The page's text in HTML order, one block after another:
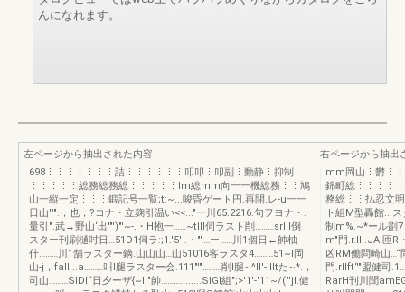
んになれます。
左ページから抽出された内容
698⋮⋮⋮⋮⋮⋮⋮詰⋮⋮⋮⋮⋮⋮叩叩⋮叩副⋮動静⋮抑制
⋮⋮⋮⋮⋮総務総務総⋮⋮⋮⋮⋮lm総mm向一一機総務⋮⋮鳩
山一縦一定⋮⋮⋮鍛記号一覧;t:~...唆昏ゲート円.再開.レ-u一一
日山'"".，也，?コナ・立麹引温い<<..."一川65.2216.句ヲヨナ・.
量引".武→野山‘出'"')"'~-.・H抱一……~tllI伺ラスト削………srllI倒，
スター刊刷樋吋日…51D1伺ラ:;1.'5'-.・""…ー……川1個日←帥柚
什………川1舗ラスター鏑.山山山…山51016客ラスタ4………51~I岡
山-j，falll..a………叫l腿ラスター会.111"'"………削l腿~^lI'-illtた~*.，
司山………SIDI“日夕ーザ{~II"帥………........SIGI組";>'1'-'11~/("'jl.健
右ページから抽出
mm岡山⋮欝
錦町総⋮⋮⋮⋮⋮⋮
務総⋮⋮払忍文明'
ト組M型轟館...
制m%.~*ール劃
m"門.r.lll.JAI匝R
凶RM働問崎山
門.rllft‘'"盟健司
RarH刊川聞